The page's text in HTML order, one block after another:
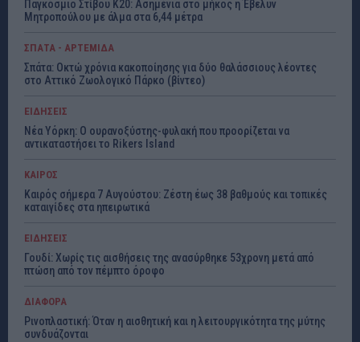
Παγκόσμιο Στίβου Κ20: Ασημένια στο μήκος η Έβελυν
Μητροπούλου με άλμα στα 6,44 μέτρα
ΣΠΑΤΑ - ΑΡΤΕΜΙΔΑ
Σπάτα: Οκτώ χρόνια κακοποίησης για δύο θαλάσσιους λέοντες
στο Αττικό Ζωολογικό Πάρκο (βίντεο)
ΕΙΔΗΣΕΙΣ
Νέα Υόρκη: Ο ουρανοξύστης-φυλακή που προορίζεται να
αντικαταστήσει το Rikers Island
ΚΑΙΡΟΣ
Καιρός σήμερα 7 Αυγούστου: Ζέστη έως 38 βαθμούς και τοπικές
καταιγίδες στα ηπειρωτικά
ΕΙΔΗΣΕΙΣ
Γουδί: Χωρίς τις αισθήσεις της ανασύρθηκε 53χρονη μετά από
πτώση από τον πέμπτο όροφο
ΔΙΑΦΟΡΑ
Ρινοπλαστική: Όταν η αισθητική και η λειτουργικότητα της μύτης
συνδυάζονται